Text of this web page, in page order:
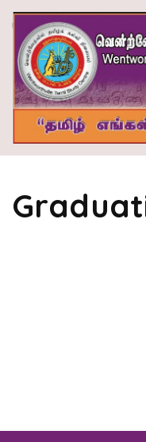
Skip
content
(Press
Enter)
வென்ற்வேத்வில்